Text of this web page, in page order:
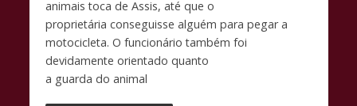
animais toca de Assis, até que o
proprietária conseguisse alguém para pegar a
motocicleta. O funcionário também foi
devidamente orientado quanto
a guarda do animal